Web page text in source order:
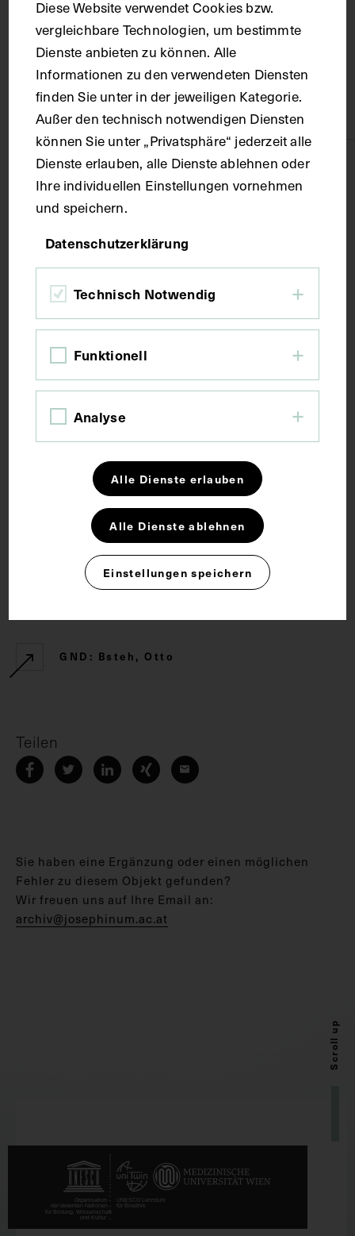
um 1970
Material
Papier
Technik
Fotografie
Maße
Bildmaß 14,7 x 10,6 cm
Chirurgie
CC BY-NC-SA 4.0
GND: Bsteh, Otto
Teilen
Sie haben eine Ergänzung oder einen möglichen
Fehler zu diesem Objekt gefunden?
Wir freuen uns auf Ihre Email an:
archiv@josephinum.ac.at
Scroll up
Diese Website verwendet Cookies bzw.
vergleichbare Technologien, um bestimmte
Dienste anbieten zu können. Alle
Informationen zu den verwendeten Diensten
finden Sie unter in der jeweiligen Kategorie.
Außer den technisch notwendigen Diensten
können Sie unter „Privatsphäre“ jederzeit alle
Dienste erlauben, alle Dienste ablehnen oder
Ihre individuellen Einstellungen vornehmen
und speichern.
Datenschutzerklärung
Technisch Notwendig
Funktionell
Analyse
Alle Dienste erlauben
Alle Dienste ablehnen
Einstellungen speichern